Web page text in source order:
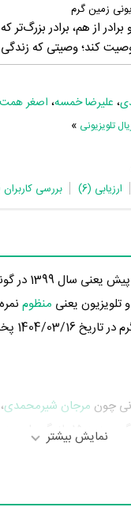
زمین گرم
از هم، برادر
وصیت کند؛ وصیتی که
، علیرضا خمسه، اصغر همت
تلویزیونی »
ارزیابی (6) بررسی کاربران
یعنی منظوم
را آغاز کرد.
چون مرجان شیرمحمدی،
به ایفای نقش و بازیگری
و همچنین تیم بازیگری
نمایش بیشتر